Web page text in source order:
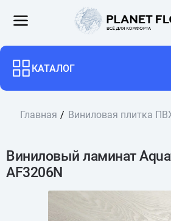
КАТАЛОГ
Главная Виниловая плитка
Виниловый ламинат
AF3206N